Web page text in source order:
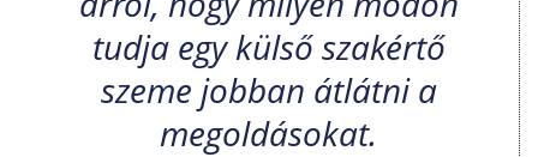
tudja egy külső szakértő
szeme jobban átlátni a
megoldásokat.